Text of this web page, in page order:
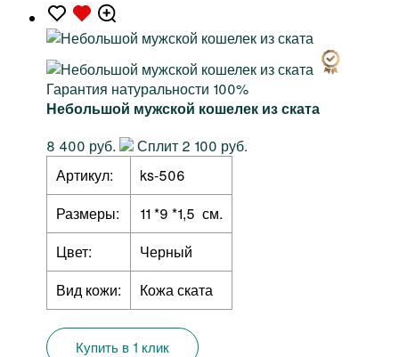
Гарантия натуральности 100%
Небольшой мужской кошелек из ската
8 400 руб.
Сплит 2 100 руб.
Артикул:
ks-506
Размеры:
11 *9 *1,5 см.
Цвет:
Черный
Вид кожи:
Кожа ската
Купить в 1 клик